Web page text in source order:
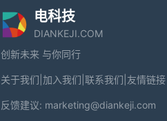
电科技
DIANKEJI.COM
创新未来 与你同行
关于我们 加入我们 联系我们 友情链接
反馈建议: marketing@diankeji.com